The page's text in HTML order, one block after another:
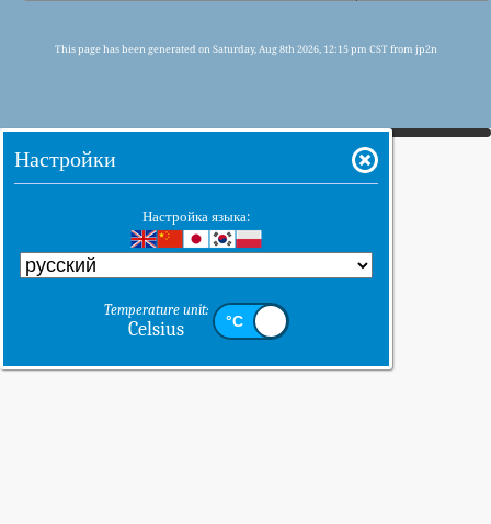
This page has been generated on Saturday, Aug 8th 2026, 12:15 pm CST from jp2n
Настройки
Настройка языка:
Temperature unit:
Celsius